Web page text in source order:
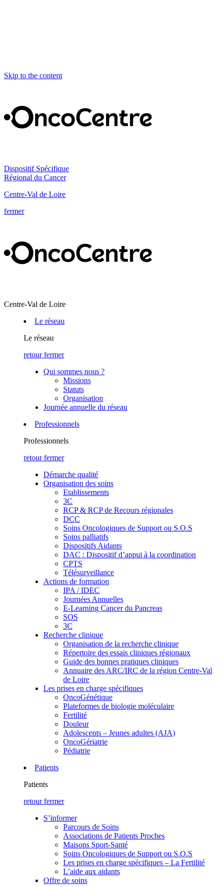
Skip to the content
Dispositif Spécifique
Régional du Cancer
Centre-Val de Loire
fermer
Centre-Val de Loire
Le réseau
Le réseau
retour fermer
Qui sommes nous ?
Missions
Statuts
Organisation
Journée annuelle du réseau
Professionnels
Professionnels
retour fermer
Démarche qualité
Organisation des soins
Etablissements
3C
RCP & RCP de Recours régionales
DCC
Soins Oncologiques de Support ou S.O.S
Soins palliatifs
Dispositifs Aidants
DAC : Dispositif d’appui à la coordination
CPTS
Télésurveillance
Actions de formation
IPA / IDEC
Journées Annuelles
E-Learning Cancer du Pancreas
SOS
3C
Recherche clinique
Organisation de la recherche clinique
Répertoire des essais cliniques régionaux
Guide des bonnes pratiques cliniques
Annuaire des ARC/IRC de la région Centre-Val
de Loire
Les prises en charge spécifiques
OncoGénétique
Plateformes de biologie moléculaire
Fertilité
Douleur
Adolescents – Jeunes adultes (AJA)
OncoGériatrie
Pédiatrie
Patients
Patients
retour fermer
S’informer
Parcours de Soins
Associations de Patients Proches
Maisons Sport-Santé
Soins Oncologiques de Support ou S.O.S
Les prises en charge spécifiques – La Fertilité
L’aide aux aidants
Offre de soins